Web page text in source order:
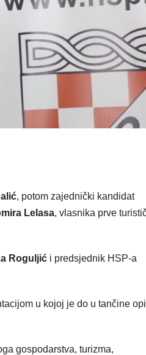
, potom zajednički kandidat
Lelasa, vlasnika prve
Roguljić i predsjednik HSP-a
u kojoj je do u tančine
gospodarstva, turizma,